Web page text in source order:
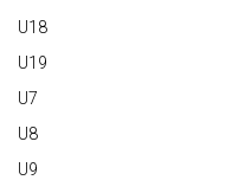
U18
U19
U7
U8
U9